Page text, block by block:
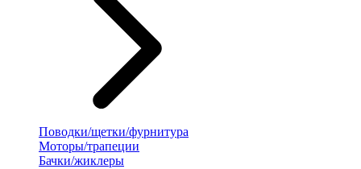
Поводки/щетки/фурнитура
Моторы/трапеции
Бачки/жиклеры